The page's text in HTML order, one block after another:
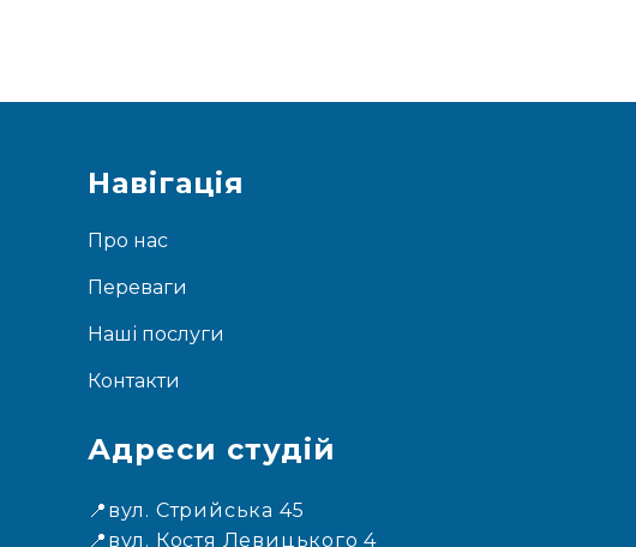
Навігація
Про нас
Переваги
Наші послуги
Контакти
Адреси студій
📍вул. Стрийська 45
📍вул. Костя Левицького 4